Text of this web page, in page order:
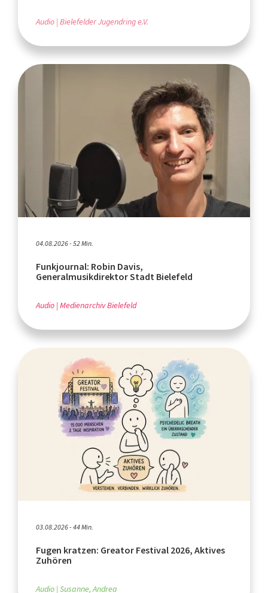
Audio Bielefelder Jugendring e.V.
04.08.2026 - 52 Min.
Funkjournal: Robin Davis,
Generalmusikdirektor Stadt Bielefeld
Audio Medienarchiv Bielefeld
03.08.2026 - 44 Min.
Fugen kratzen: Greator Festival 2026, Aktives
Zuhören
Audio Susanne, Andrea